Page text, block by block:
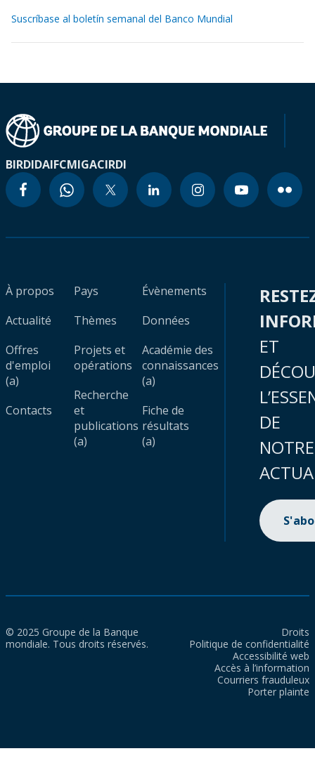
Suscríbase al boletín semanal del Banco Mundial
BIRDIDAIFCMIGACIRDI
À propos
Actualité
Offres
d'emploi
(a)
Contacts
Pays
Thèmes
Projets et
opérations
Recherche
et
publications
(a)
Évènements
Données
Académie des
connaissances
(a)
Fiche de
résultats
(a)
ET
DE
NOTRE
© 2025 Groupe de la Banque
mondiale. Tous droits réservés.
Droits
Politique de confidentialité
Accessibilité web
Accès à l’information
Courriers frauduleux
Porter plainte